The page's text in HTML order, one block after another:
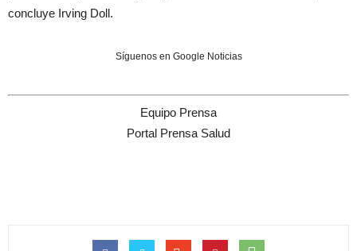
concluye Irving Doll.
Síguenos en Google Noticias
Equipo Prensa
Portal Prensa Salud